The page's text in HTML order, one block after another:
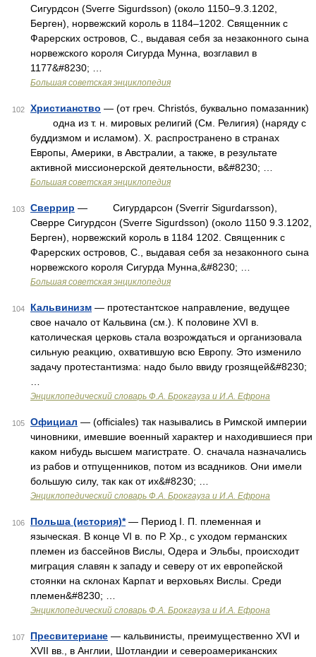
Сигурдсон (Sverre Sigurdsson) (около 1150‒9.3.1202,
Берген), норвежский король в 1184‒1202. Священник с
Фарерских островов, С., выдавая себя за незаконного сына
норвежского короля Сигурда Мунна, возглавил в
1177&#8230; …
Большая советская энциклопедия
102 Христианство — (от греч. Christós, буквально помазанник)
одна из т. н. мировых религий (См. Религия) (наряду с
буддизмом и исламом). Х. распространено в странах
Европы, Америки, в Австралии, а также, в результате
активной миссионерской деятельности, в&#8230; …
Большая советская энциклопедия
103 Сверрир — Сигурдарсон (Sverrir Sigurdarsson),
Сверре Сигурдсон (Sverre Sigurdsson) (около 1150 9.3.1202,
Берген), норвежский король в 1184 1202. Священник с
Фарерских островов, С., выдавая себя за незаконного сына
норвежского короля Сигурда Мунна,&#8230; …
Большая советская энциклопедия
104 Кальвинизм — протестантское направление, ведущее
свое начало от Кальвина (см.). К половине XVI в.
католическая церковь стала возрождаться и организовала
сильную реакцию, охватившую всю Европу. Это изменило
задачу протестантизма: надо было ввиду грозящей&#8230;
Энциклопедический словарь Ф.А. Брокгауза и И.А. Ефрона
105 Официал — (officiales) так назывались в Римской империи
чиновники, имевшие военный характер и находившиеся при
каком нибудь высшем магистрате. О. сначала назначались
из рабов и отпущенников, потом из всадников. Они имели
большую силу, так как от их&#8230; …
Энциклопедический словарь Ф.А. Брокгауза и И.А. Ефрона
106 Польша (история)*— Период I. П. племенная и
языческая. В конце VI в. по Р. Хр., с уходом германских
племен из бассейнов Вислы, Одера и Эльбы, происходит
миграция славян к западу и северу от их европейской
стоянки на склонах Карпат и верховьях Вислы. Среди
племен&#8230; …
Энциклопедический словарь Ф.А. Брокгауза и И.А. Ефрона
107 Пресвитериане — кальвинисты, преимущественно XVI и
XVII вв., в Англии, Шотландии и североамериканских